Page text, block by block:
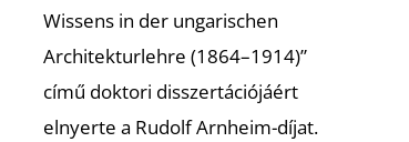
Wissens in der ungarischen
Architekturlehre (1864–1914)”
című doktori disszertációjáért
elnyerte a Rudolf Arnheim-díjat.